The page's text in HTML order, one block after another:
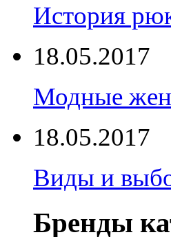
История
18.05.2017
Модные
18.05.2017
Виды и
Бренды